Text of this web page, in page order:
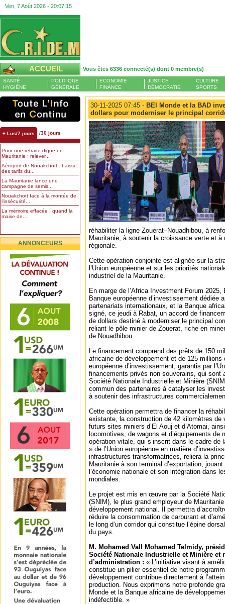
Ven, 7 Août 2026 - 20:07:15
ACCUEIL Vous êtes 6336 connecté(s) dont 0 membre(s)
SANTÉ
HYGIÈNE
POLITIQUE
GÉNÉRALE
ECONOMIE
FINANCE
JUSTICE
DÉMOCRATIE
CULTURE
SPORTS
+ Lus/7 jours /30 jours
Pour une retraite digne en
Mauritanie : relever...
Aéroport de Nouakchott : baisse
des tarifs du...
La Mauritanie lance une
campagne de semis...
Nouakchott face à la montée de
l’insécurité...
La mémoire effacée : quand la
mairie de...
ANNONCEURS
30-11-2025 07:45 - BEI Monde et la BAD
dollars pour moderniser le principal
réhabiliter la ligne Zouerat–Nouadhibou, à
Mauritanie, à soutenir la croissance verte et à
régionale.
Cette opération conjointe est alignée sur la
l’Union européenne et sur les priorités
industriel de la Mauritanie.
En marge de l’Africa Investment Forum
Banque européenne d’investissement dédiée
partenariats internationaux, et la Banque
signé, ce jeudi à Rabat, un accord de
de dollars destiné à moderniser le principal
reliant le pôle minier de Zouerat, riche en
de Nouadhibou.
Le financement comprend des prêts de 150
africaine de développement et de 125 millions
européenne d’investissement, garantis par
financements privés non souverains, qui sont
Société Nationale Industrielle et Minière
commun des partenaires à catalyser les
à soutenir des infrastructures
Cette opération permettra de financer la
existante, la construction de 42 kilomètres de
futurs sites miniers d’El Aouj et d’Atomai,
locomotives, de wagons et d’équipements de
opération vitale, qui s’inscrit dans le cadre de
» de l’Union européenne en matière
infrastructures transformatrices, reliera la
Mauritanie à son terminal d’exportation,
l’économie nationale et son intégration dans
mondiales.
Le projet est mis en œuvre par la Société
(SNIM), le plus grand employeur de
développement national. Il permettra
réduire la consommation de carburant et
le long d’un corridor qui constitue l’épine
du pays.
M. Mohamed Vall Mohamed Telmidy,
Société Nationale Industrielle et Minière et
d’administration : « L’initiative visant à
constitue un pilier essentiel de notre
développement contribue directement à
production. Nous exprimons notre profonde
Monde et la Banque africaine de
indéfectible. »